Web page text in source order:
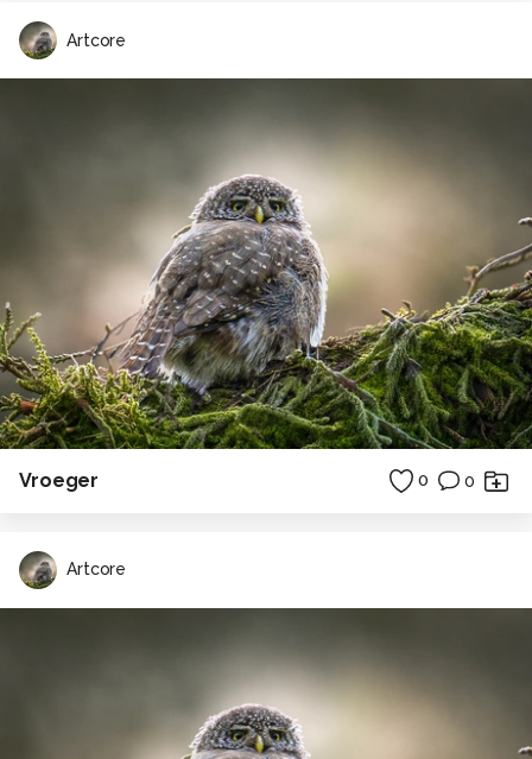
Artcore
Vroeger 0 0
Artcore